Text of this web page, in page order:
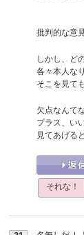
批判的な意
しかし、ど
各々本人な
そこを見て
欠点なんて
プラス、い
見てあげる
それな！